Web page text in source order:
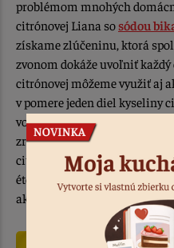
problémom mnohých
citrónovej Liana sosódou
získame zlúčeninu, ktorá
zvonom dokáže uvoľniť
citrónovej môžeme využiť aj
v pomere jeden diel kyseliny
vody. Taktiež je možné tento
zrkadlá alebo okná. Domácu
citrónovej vyrobíme
éterického oleja. Po
ako bežnú aviváž.